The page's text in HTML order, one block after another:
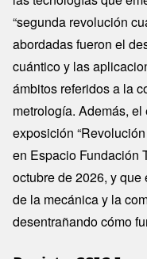
“segunda revolución
abordadas fueron el
cuántico y las
ámbitos referidos a la
metrología. Además,
exposición
en Espacio Fundación
octubre de 2026, y
de la mecánica y la
desentrañando cómo